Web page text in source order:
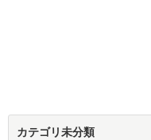
カテゴリ未分類